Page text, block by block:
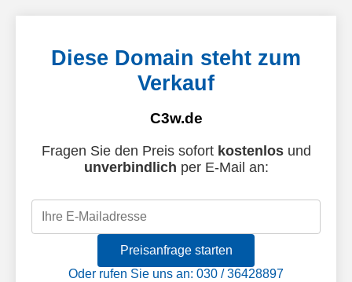
Diese Domain steht zum
Verkauf
C3w.de
Fragen Sie den Preis sofort kostenlosund
unverbindlich per E-Mail an:
Preisanfrage starten
Oder rufen Sie uns an: 030 / 36428897